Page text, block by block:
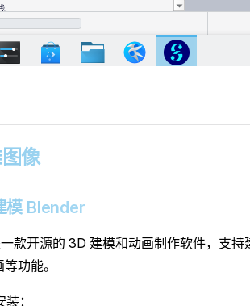
像
模 Blender
款开源的 3D 建模和动画制作软件，支持
功能。
：